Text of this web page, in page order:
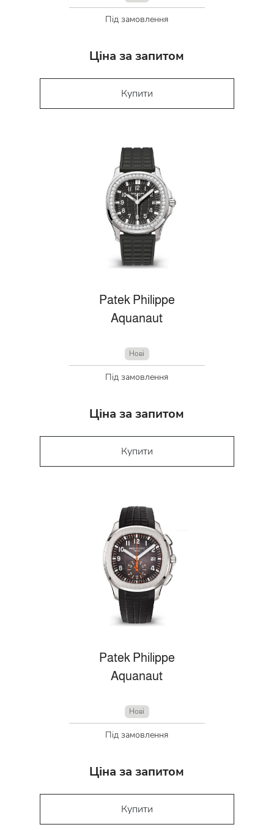
Під замовлення
Ціна за запитом
Купити
Patek Philippe
Aquanaut
Нові
Під замовлення
Ціна за запитом
Купити
Patek Philippe
Aquanaut
Нові
Під замовлення
Ціна за запитом
Купити